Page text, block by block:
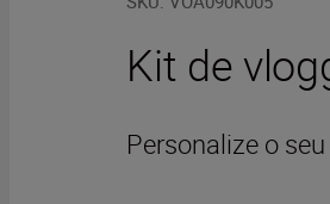
Kit de
Personalize o